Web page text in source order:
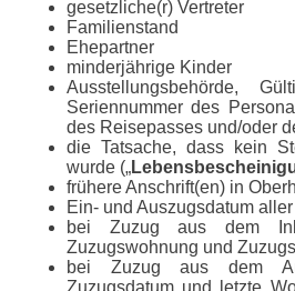
gesetzliche(r) Vertreter
Familienstand
Ehepartner
minderjährige Kinder
Ausstellungsbehörde,
Seriennummer des
des Reisepasses und/oder
die Tatsache, dass kein
wurde („
frühere Anschrift(en) in
Ein- und Auszugsdatum
bei Zuzug aus dem
Zuzugswohnung und
bei Zuzug aus dem